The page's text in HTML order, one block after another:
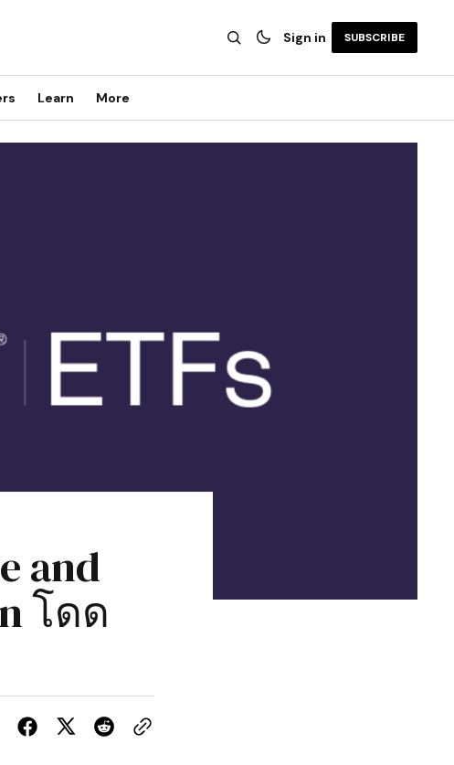
Sign in SUBSCRIBE
Learn More
and
โดด